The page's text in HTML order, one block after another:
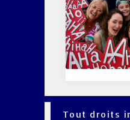
Tout droits